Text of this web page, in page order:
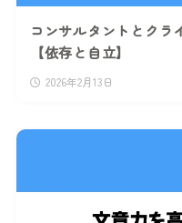
コンサルタントとクラ
【依存と自立】
2026年2月13日